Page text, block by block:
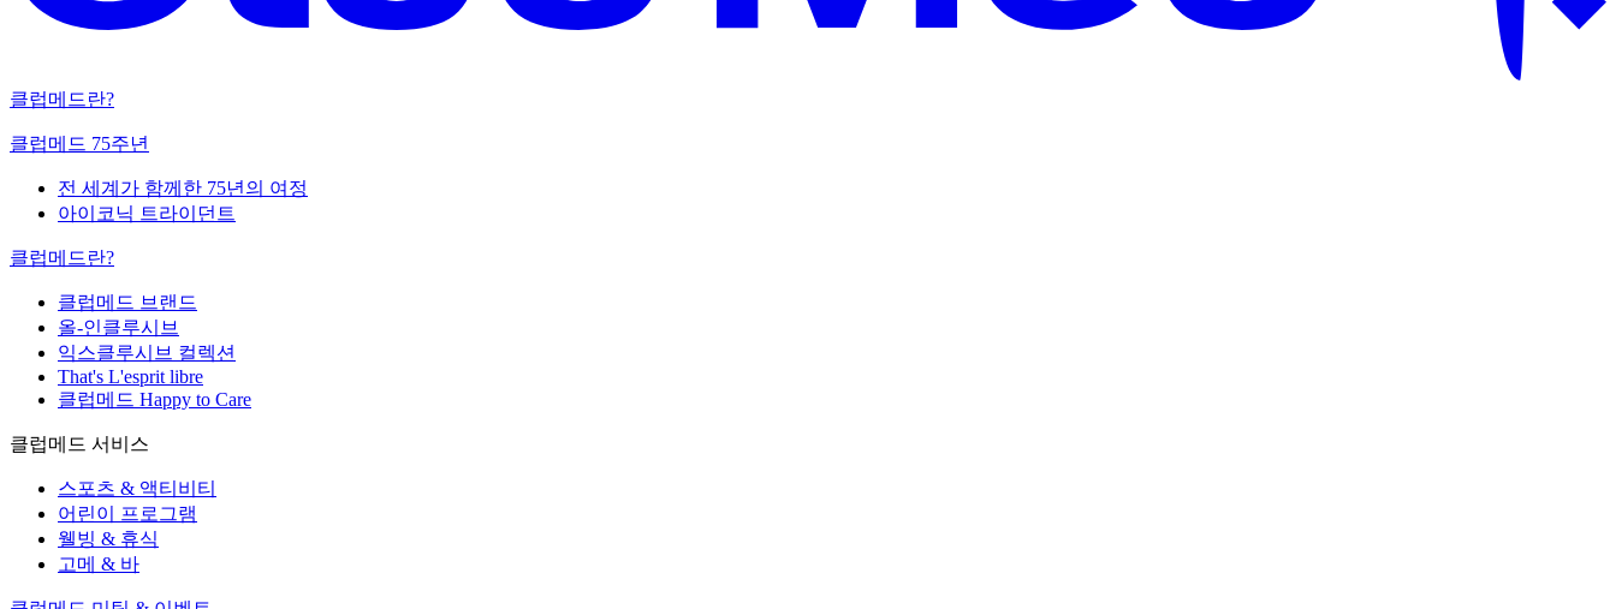
클럽메드란?
클럽메드 75주년
전 세계가 함께한 75년의 여정
아이코닉 트라이던트
클럽메드란?
클럽메드 브랜드
올-인클루시브
익스클루시브 컬렉션
That's L'esprit libre
클럽메드 Happy to Care
클럽메드 서비스
스포츠 & 액티비티
어린이 프로그램
웰빙 & 휴식
고메 & 바